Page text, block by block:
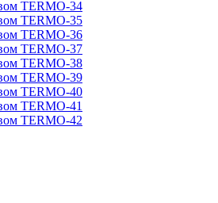
TERMO-34
TERMO-35
TERMO-36
TERMO-37
TERMO-38
TERMO-39
TERMO-40
TERMO-41
TERMO-42